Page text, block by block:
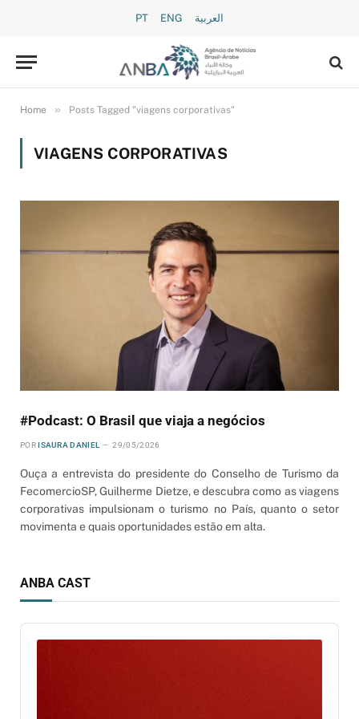
PT ENG العربية
Home » Posts Tagged "viagens corporativas"
VIAGENS CORPORATIVAS
#Podcast: O Brasil que viaja a negócios
POR ISAURA DANIEL 29/05/2026
Ouça a entrevista do presidente do Conselho de Turismo da
FecomercioSP, Guilherme Dietze, e descubra como as viagens
corporativas impulsionam o turismo no País, quanto o setor
movimenta e quais oportunidades estão em alta.
ANBA CAST
Audio
Player